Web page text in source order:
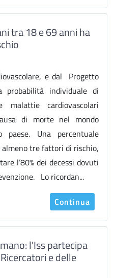
tra 18 e 69 anni ha
e dal Progetto
probabilità individuale di
cardiovascolari
di morte nel mondo
Una percentuale
tre fattori di rischio,
l’80% dei decessi dovuti
Lo ricordan...
Continua
l'Iss partecipa
e delle